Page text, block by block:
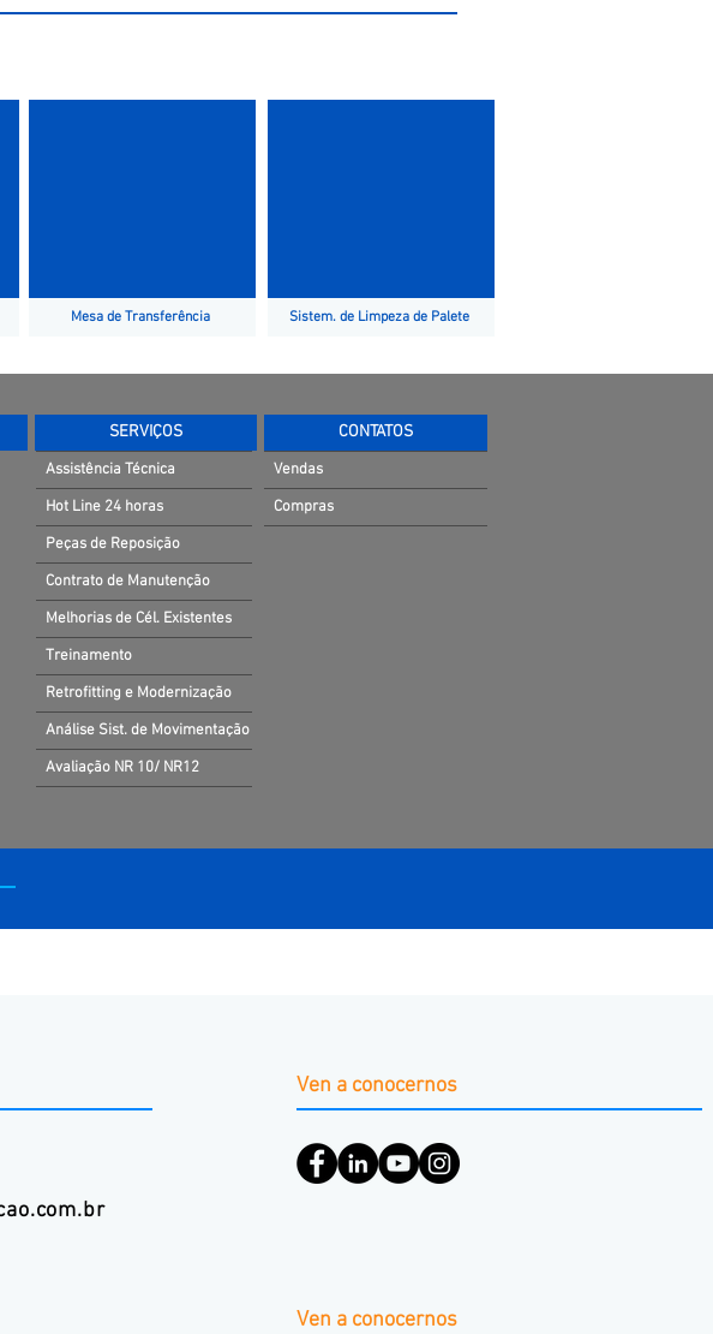
Mesa de Transferência Sistem. de Limpeza de Palete
SERVIÇOS CONTATOS
Assistência Técnica
Hot Line 24 horas
Peças de Reposição
Contrato de Manutenção
Melhorias de Cél. Existentes
Treinamento
Retrofitting e Modernização
Análise Sist. de Movimentação
Avaliação NR 10/ NR12
Vendas
Compras
Ven a conocernos
Ven a conocernos